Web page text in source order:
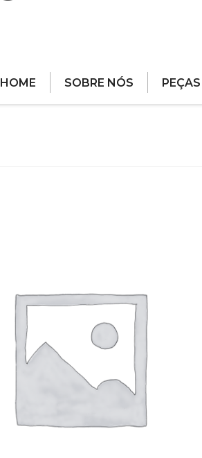
HOME SOBRE NÓS PEÇAS